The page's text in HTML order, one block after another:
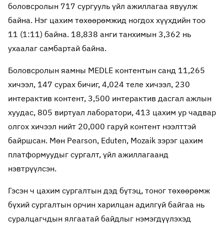
боловсролын 717 сургууль үйл ажиллагаа явуулж
байна. Нэг цахим төхөөрөмжид ногдох хүүхдийн тоо
11 (1:11) байна. 18,838 анги танхимын 3,362 нь
ухаалаг самбартай байна.
Боловсролын яамны MEDLE контентын санд 11,265
хичээл, 147 сурах бичиг, 4,024 теле хичээл, 230
интерактив контент, 3,500 интерактив дасгал ажлын
хуудас, 805 виртуал лаборатори, 413 цахим ур чадвар
олгох хичээл нийт 20,000 гаруй контент нээлттэй
байршсан. Мөн Pearson, Eduten, Mozaik зэрэг цахим
платформуудыг сургалт, үйл ажиллагаанд
нэвтрүүлсэн.
Гэсэн ч цахим сургалтын дэд бүтэц, тоног төхөөрөмж
бүхий сургалтын орчин харилцан адилгүй байгаа нь
суралцагчдын ялгаатай байдлыг нэмэгдүүлэхэд